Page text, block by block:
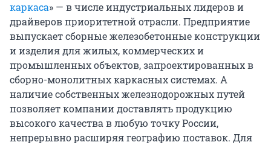
каркаса» — в числе индустриальных лидеров и
драйверов приоритетной отрасли. Предприятие
выпускает сборные железобетонные конструкции
и изделия для жилых, коммерческих и
промышленных объектов, запроектированных в
сборно-монолитных каркасных системах. А
наличие собственных железнодорожных путей
позволяет компании доставлять продукцию
высокого качества в любую точку России,
непрерывно расширяя географию поставок. Для